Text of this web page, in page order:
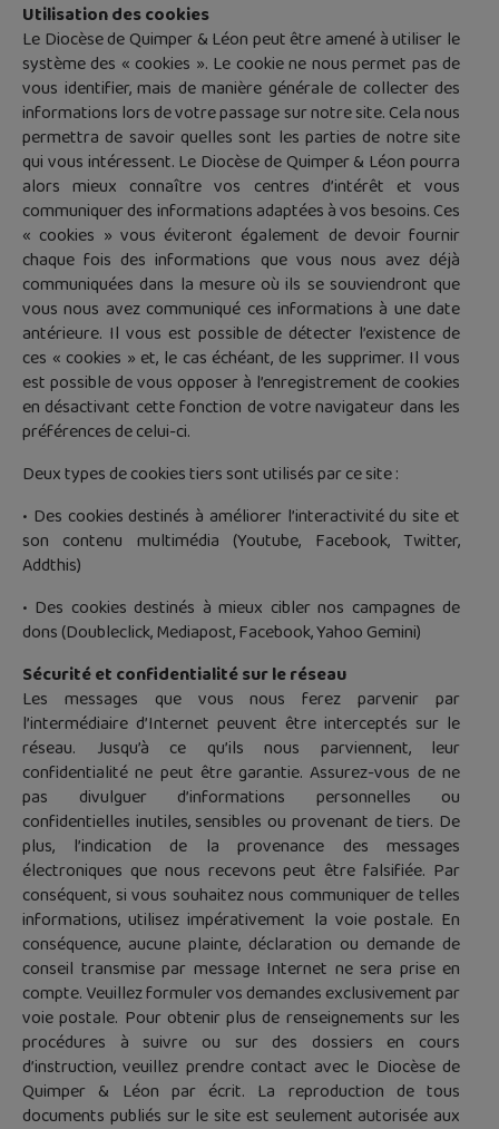
Utilisation des cookies
Le Diocèse de Quimper & Léon peut être amené à utiliser le
système des « cookies ». Le cookie ne nous permet pas de
vous identifier, mais de manière générale de collecter des
informations lors de votre passage sur notre site. Cela nous
permettra de savoir quelles sont les parties de notre site
qui vous intéressent. Le Diocèse de Quimper & Léon pourra
alors mieux connaître vos centres d’intérêt et vous
communiquer des informations adaptées à vos besoins. Ces
« cookies » vous éviteront également de devoir fournir
chaque fois des informations que vous nous avez déjà
communiquées dans la mesure où ils se souviendront que
vous nous avez communiqué ces informations à une date
antérieure. Il vous est possible de détecter l’existence de
ces « cookies » et, le cas échéant, de les supprimer. Il vous
est possible de vous opposer à l’enregistrement de cookies
en désactivant cette fonction de votre navigateur dans les
préférences de celui-ci.
Deux types de cookies tiers sont utilisés par ce site :
• Des cookies destinés à améliorer l’interactivité du site et
son contenu multimédia (Youtube, Facebook, Twitter,
Addthis)
• Des cookies destinés à mieux cibler nos campagnes de
dons (Doubleclick, Mediapost, Facebook, Yahoo Gemini)
Sécurité et confidentialité sur le réseau
Les messages que vous nous ferez parvenir par
l’intermédiaire d’Internet peuvent être interceptés sur le
réseau. Jusqu’à ce qu’ils nous parviennent, leur
confidentialité ne peut être garantie. Assurez-vous de ne
pas divulguer d’informations personnelles ou
confidentielles inutiles, sensibles ou provenant de tiers. De
plus, l’indication de la provenance des messages
électroniques que nous recevons peut être falsifiée. Par
conséquent, si vous souhaitez nous communiquer de telles
informations, utilisez impérativement la voie postale. En
conséquence, aucune plainte, déclaration ou demande de
conseil transmise par message Internet ne sera prise en
compte. Veuillez formuler vos demandes exclusivement par
voie postale. Pour obtenir plus de renseignements sur les
procédures à suivre ou sur des dossiers en cours
d’instruction, veuillez prendre contact avec le Diocèse de
Quimper & Léon par écrit. La reproduction de tous
documents publiés sur le site est seulement autorisée aux